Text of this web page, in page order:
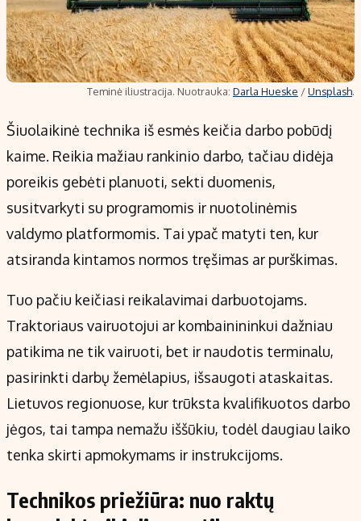
Teminė iliustracija. Nuotrauka: Darla Hueske /Unsplash.
Šiuolaikinė technika iš esmės keičia darbo pobūdį
kaime. Reikia mažiau rankinio darbo, tačiau didėja
poreikis gebėti planuoti, sekti duomenis,
susitvarkyti su programomis ir nuotolinėmis
valdymo platformomis. Tai ypač matyti ten, kur
atsiranda kintamos normos tręšimas ar purškimas.
Tuo pačiu keičiasi reikalavimai darbuotojams.
Traktoriaus vairuotojui ar kombainininkui dažniau
patikima ne tik vairuoti, bet ir naudotis terminalu,
pasirinkti darbų žemėlapius, išsaugoti ataskaitas.
Lietuvos regionuose, kur trūksta kvalifikuotos darbo
jėgos, tai tampa nemažu iššūkiu, todėl daugiau laiko
tenka skirti apmokymams ir instrukcijoms.
Technikos priežiūra: nuo raktų